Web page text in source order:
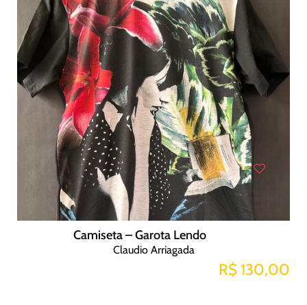
Camiseta – Garota Lendo
Claudio Arriagada
R$ 130,00